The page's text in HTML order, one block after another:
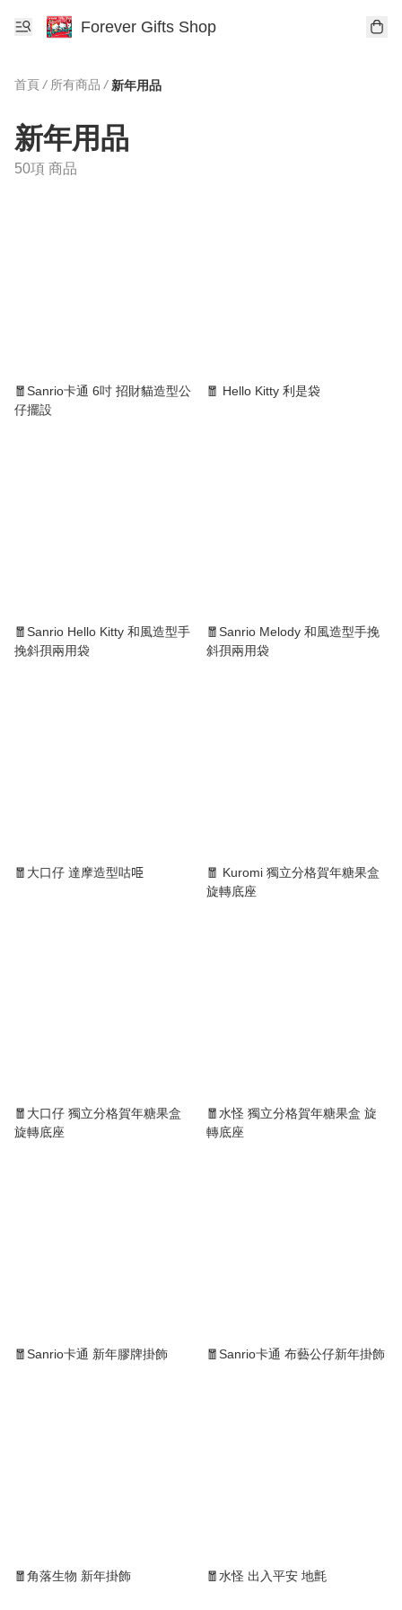
Forever Gifts Shop
首頁 / 所有商品 / 新年用品
新年用品
50項 商品
🧧Sanrio卡通 6吋 招財貓造型公
仔擺設
🧧 Hello Kitty 利是袋
🧧Sanrio Hello Kitty 和風造型手
挽斜孭兩用袋
🧧Sanrio Melody 和風造型手挽
斜孭兩用袋
🧧大口仔 達摩造型咕𠱸
🧧 Kuromi 獨立分格賀年糖果盒
旋轉底座
🧧大口仔 獨立分格賀年糖果盒
旋轉底座
🧧水怪 獨立分格賀年糖果盒 旋
轉底座
🧧Sanrio卡通 新年膠牌掛飾 🧧Sanrio卡通 布藝公仔新年掛飾
🧧角落生物 新年掛飾 🧧水怪 出入平安 地氈